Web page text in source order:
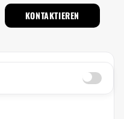
KONTAKTIEREN